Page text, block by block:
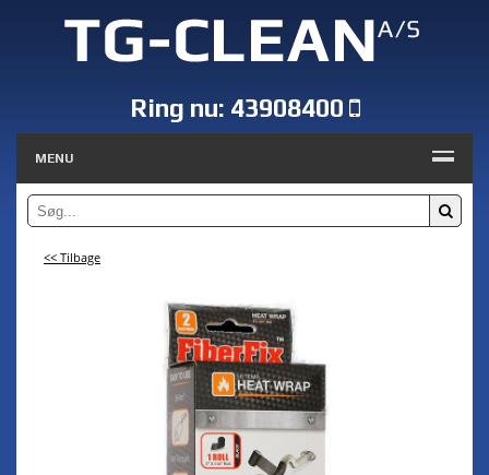
Ring nu: 43908400
MENU
<< Tilbage